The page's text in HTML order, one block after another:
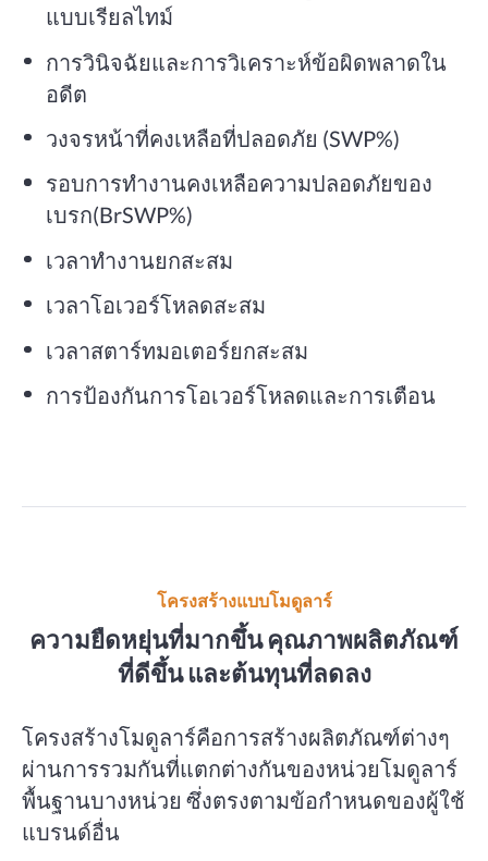
แบบเรียลไทม์
การวินิจฉัยและการวิเคราะห์ข้อผิดพลาดใน
อดีต
วงจรหน้าที่คงเหลือที่ปลอดภัย (SWP%)
รอบการทำงานคงเหลือความปลอดภัยของ
เบรก(BrSWP%)
เวลาทำงานยกสะสม
เวลาโอเวอร์โหลดสะสม
เวลาสตาร์ทมอเตอร์ยกสะสม
การป้องกันการโอเวอร์โหลดและการเตือน
โครงสร้างแบบโมดูลาร์
ความยืดหยุ่นที่มากขึ้น คุณภาพผลิตภัณฑ์
ที่ดีขึ้น และต้นทุนที่ลดลง
โครงสร้างโมดูลาร์คือการสร้างผลิตภัณฑ์ต่างๆ
ผ่านการรวมกันที่แตกต่างกันของหน่วยโมดูลาร์
พื้นฐานบางหน่วย ซึ่งตรงตามข้อกำหนดของผู้ใช้
แบรนด์อื่น